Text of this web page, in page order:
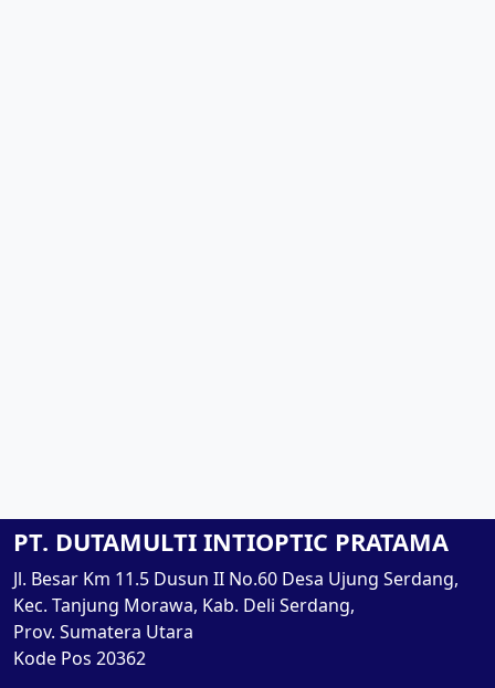
PT. DUTAMULTI INTIOPTIC PRATAMA
Jl. Besar Km 11.5 Dusun II No.60 Desa Ujung Serdang,
Kec. Tanjung Morawa, Kab. Deli Serdang,
Prov. Sumatera Utara
Kode Pos 20362